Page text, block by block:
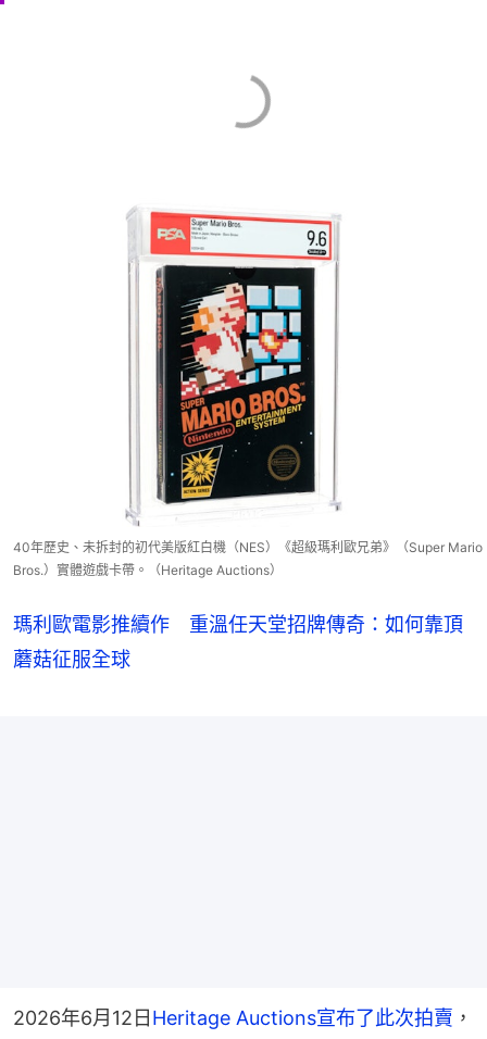
40年歷史、未拆封的初代美版紅白機（NES）《超級瑪利歐兄弟》（Super Mario
Bros.）實體遊戲卡帶。（Heritage Auctions）
瑪利歐電影推續作 重溫任天堂招牌傳奇：如何靠頂
蘑菇征服全球
2026年6月12日Heritage Auctions宣布了此次拍賣 ，